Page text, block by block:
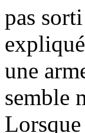
pas
une
semble